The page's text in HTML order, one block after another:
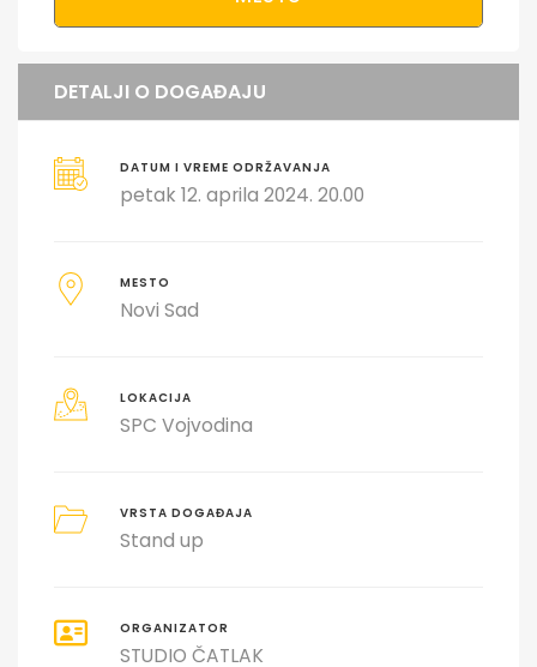
DETALJI O DOGAĐAJU
DATUM I VREME ODRŽAVANJA
petak 12. aprila 2024. 20.00
MESTO
Novi Sad
LOKACIJA
SPC Vojvodina
VRSTA DOGAĐAJA
Stand up
ORGANIZATOR
STUDIO ČATLAK